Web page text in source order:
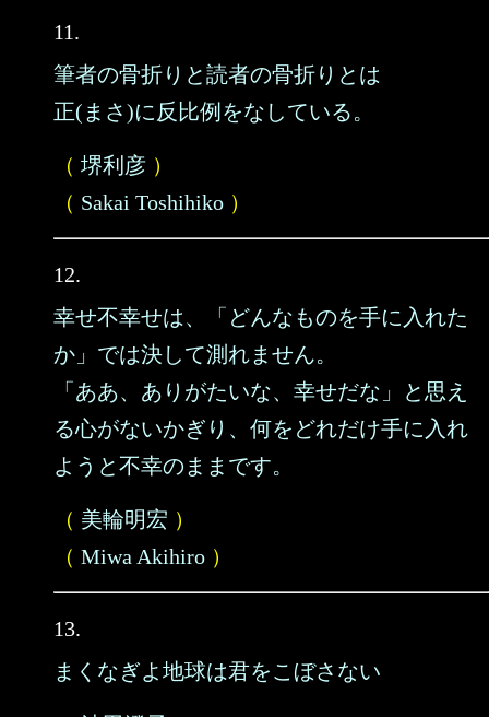
11.
筆者の骨折りと読者の骨折りとは
正(まさ)に反比例をなしている。
（ 堺利彦 ）
（ Sakai Toshihiko ）
12.
幸せ不幸せは、「どんなものを手に入れた
か」では決して測れません。
「ああ、ありがたいな、幸せだな」と思え
る心がないかぎり、何をどれだけ手に入れ
ようと不幸のままです。
（ 美輪明宏 ）
（ Miwa Akihiro ）
13.
まくなぎよ地球は君をこぼさない